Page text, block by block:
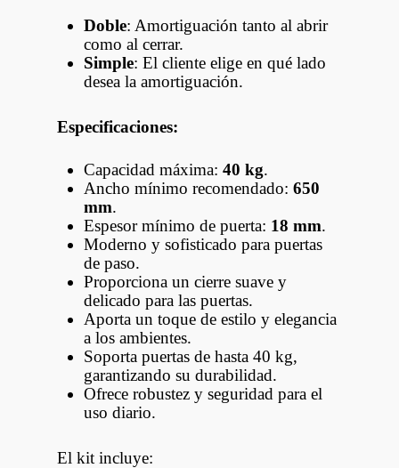
Doble: Amortiguación tanto al abrir
como al cerrar.
Simple: El cliente elige en qué lado
desea la amortiguación.
Especificaciones:
Capacidad máxima: 40 kg.
Ancho mínimo recomendado: 650
mm.
Espesor mínimo de puerta: 18 mm.
Moderno y sofisticado para puertas
de paso.
Proporciona un cierre suave y
delicado para las puertas.
Aporta un toque de estilo y elegancia
a los ambientes.
Soporta puertas de hasta 40 kg,
garantizando su durabilidad.
Ofrece robustez y seguridad para el
uso diario.
El kit incluye: